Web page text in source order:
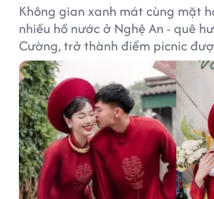
Không gian xanh mát cùng mặt
nhiều hồ nước ở Nghệ An - quê
Cường, trở thành điểm picnic